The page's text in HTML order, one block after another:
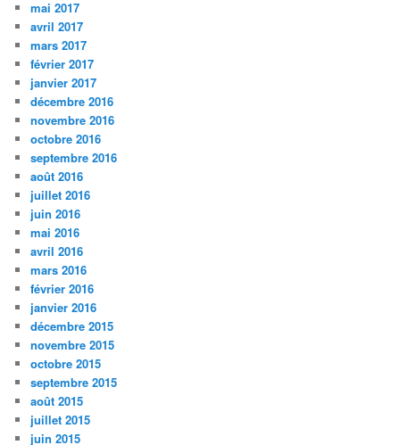
mai 2017
avril 2017
mars 2017
février 2017
janvier 2017
décembre 2016
novembre 2016
octobre 2016
septembre 2016
août 2016
juillet 2016
juin 2016
mai 2016
avril 2016
mars 2016
février 2016
janvier 2016
décembre 2015
novembre 2015
octobre 2015
septembre 2015
août 2015
juillet 2015
juin 2015